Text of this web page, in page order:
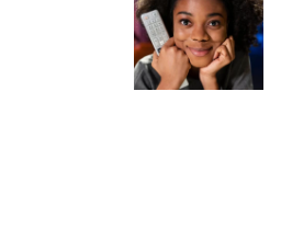
Milyen
használjuk
kapu-